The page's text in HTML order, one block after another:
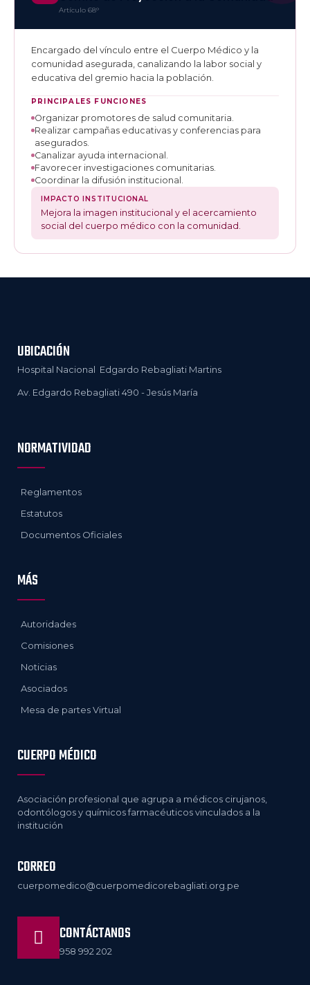
Artículo 68°
Encargado del vínculo entre el Cuerpo Médico y la
comunidad asegurada, canalizando la labor social y
educativa del gremio hacia la población.
PRINCIPALES FUNCIONES
Organizar promotores de salud comunitaria.
Realizar campañas educativas y conferencias para
asegurados.
Canalizar ayuda internacional.
Favorecer investigaciones comunitarias.
Coordinar la difusión institucional.
IMPACTO INSTITUCIONAL
Mejora la imagen institucional y el acercamiento
social del cuerpo médico con la comunidad.
UBICACIÓN
Hospital Nacional Edgardo Rebagliati Martins
Av. Edgardo Rebagliati 490 - Jesús María
NORMATIVIDAD
Reglamentos
Estatutos
Documentos Oficiales
MÁS
Autoridades
Comisiones
Noticias
Asociados
Mesa de partes Virtual
CUERPO MÉDICO
Asociación profesional que agrupa a médicos cirujanos,
odontólogos y químicos farmacéuticos vinculados a la
institución
CORREO
cuerpomedico@cuerpomedicorebagliati.org.pe
CONTÁCTANOS
958 992 202